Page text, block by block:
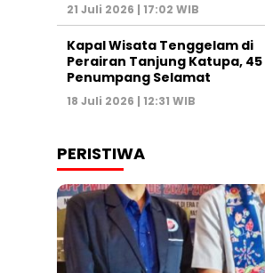
21 Juli 2026 | 17:02 WIB
Kapal Wisata Tenggelam di
Perairan Tanjung Katupa,
Penumpang Selamat
18 Juli 2026 | 12:31 WIB
PERISTIWA